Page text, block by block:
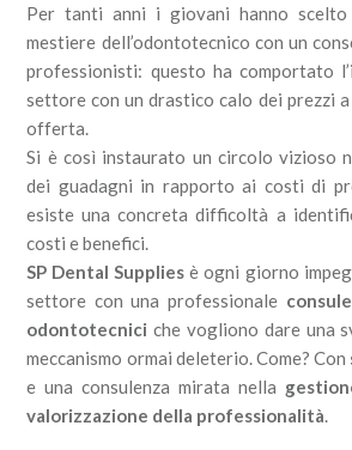
Per tanti anni i giovani hanno
mestiere dell’odontotecnico con un
professionisti: questo ha comportato
settore con un drastico calo dei prezzi
offerta.
Si è così instaurato un circolo vizioso
dei guadagni in rapporto ai costi di
esiste una concreta difficoltà a
costi e benefici.
SP Dental Supplies è ogni giorno
settore con una professionale
odontotecnici che vogliono dare una
meccanismo ormai deleterio. Come? Con
e una consulenza mirata nella
valorizzazione della professionalità